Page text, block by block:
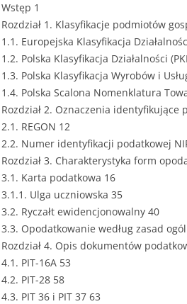
EUROPEISTYKA
FINANSE
GASTRONOMIA
GIEŁDA
HANDEL
HISTORIA
HOTELARSTWO
LOGISTYKA I
Wstęp 1
Rozdział 1. Klasyfikacje podmiotów
1.1. Europejska Klasyfikacja
1.2. Polska Klasyfikacja Działalności
1.3. Polska Klasyfikacja Wyrobów i
1.4. Polska Scalona Nomenklatura
Rozdział 2. Oznaczenia identyfikujące
2.1. REGON 12
2.2. Numer identyfikacji podatkowej
Rozdział 3. Charakterystyka form
3.1. Karta podatkowa 16
3.1.1. Ulga uczniowska 35
3.2. Ryczałt ewidencjonowalny 40
3.3. Opodatkowanie według zasad
Rozdział 4. Opis dokumentów
4.1. PIT-16A 53
4.2. PIT-28 58
4.3. PIT 36 i PIT 37 63